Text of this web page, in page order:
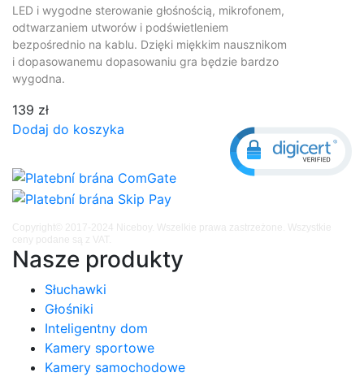
LED i wygodne sterowanie głośnością, mikrofonem,
odtwarzaniem utworów i podświetleniem
bezpośrednio na kablu. Dzięki miękkim nausznikom
i dopasowanemu dopasowaniu gra będzie bardzo
wygodna.
139 zł
Dodaj do koszyka
Nasze produkty
Słuchawki
Głośniki
Inteligentny dom
Kamery sportowe
Kamery samochodowe
Copyright© 2017-2024 Niceboy. Wszelkie prawa zastrzeżone. Wszystkie
ceny podane są z VAT.